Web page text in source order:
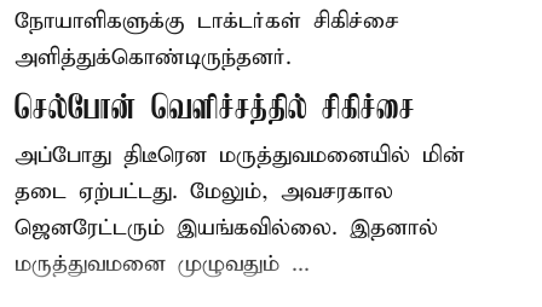
நோயாளிகளுக்கு டாக்டர்கள் சிகிச்சை
அளித்துக்கொண்டிருந்தனர்.
செல்போன் வெளிச்சத்தில் சிகிச்சை
அப்போது திடீரென மருத்துவமனையில் மின்
தடை ஏற்பட்டது. மேலும், அவசரகால
ஜெனரேட்டரும் இயங்கவில்லை. இதனால்
மருத்துவமனை முழுவதும் ...